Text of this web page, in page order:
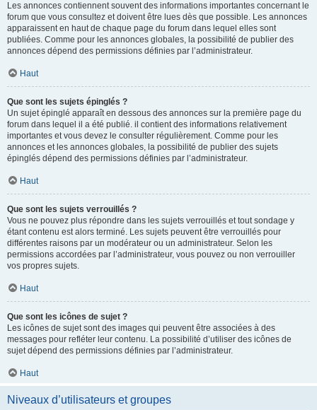
Les annonces contiennent souvent des informations importantes concernant le
forum que vous consultez et doivent être lues dès que possible. Les annonces
apparaissent en haut de chaque page du forum dans lequel elles sont
publiées. Comme pour les annonces globales, la possibilité de publier des
annonces dépend des permissions définies par l’administrateur.
Haut
Que sont les sujets épinglés ?
Un sujet épinglé apparaît en dessous des annonces sur la première page du
forum dans lequel il a été publié. il contient des informations relativement
importantes et vous devez le consulter régulièrement. Comme pour les
annonces et les annonces globales, la possibilité de publier des sujets
épinglés dépend des permissions définies par l’administrateur.
Haut
Que sont les sujets verrouillés ?
Vous ne pouvez plus répondre dans les sujets verrouillés et tout sondage y
étant contenu est alors terminé. Les sujets peuvent être verrouillés pour
différentes raisons par un modérateur ou un administrateur. Selon les
permissions accordées par l’administrateur, vous pouvez ou non verrouiller
vos propres sujets.
Haut
Que sont les icônes de sujet ?
Les icônes de sujet sont des images qui peuvent être associées à des
messages pour refléter leur contenu. La possibilité d’utiliser des icônes de
sujet dépend des permissions définies par l’administrateur.
Haut
Niveaux d’utilisateurs et groupes